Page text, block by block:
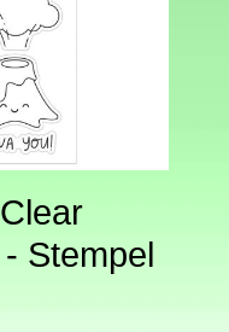
Stempel